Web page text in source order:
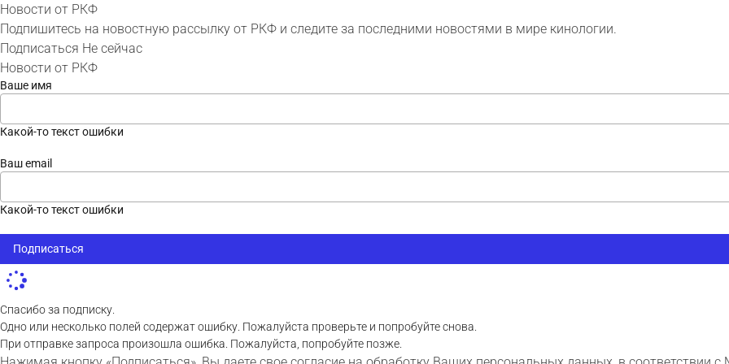
Новости от РКФ
Подпишитесь на новостную рассылку от РКФ и следите за последними новостями в мире кинологии.
Подписаться Не сейчас
Новости от РКФ
Ваше имя
Какой-то текст ошибки
Ваш email
Какой-то текст ошибки
Подписаться
Спасибо за подписку.
Одно или несколько полей содержат ошибку. Пожалуйста проверьте и попробуйте снова.
При отправке запроса произошла ошибка. Пожалуйста, попробуйте позже.